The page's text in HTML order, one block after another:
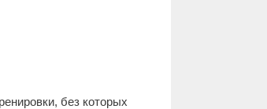
без которых